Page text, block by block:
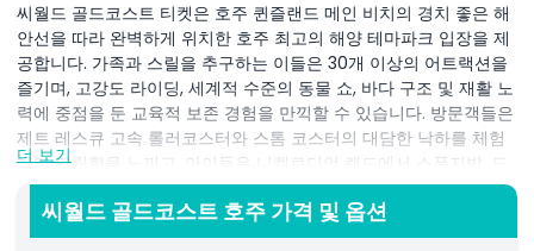
씨월드 골드코스트 티켓은 호주 퀸즐랜드 메인 비치의 경치 좋은 해
안선을 따라 완벽하게 위치한 호주 최고의 해양 테마파크 입장을 제
공합니다. 가족과 스릴을 추구하는 이들은 30개 이상의 어트랙션을
즐기며, 고강도 라이딩, 세계적 수준의 동물 쇼, 바다 구조 및 재활 노
력에 중점을 둔 교육적 보존 경험을 만끽할 수 있습니다. 방문객들은
제트 레스큐 고속 롤러코스터와 스톰 코스터의 대담한 낙하를 체험
하며 짜릿함을 느끼고, 아이들은 니켈로디언 랜드에서 스폰지밥, 도
라 탐험가 그리고 인터랙티브 캐릭터 어트랙션에 뛰어듭니다. 씨월
드 골드코스트는 돌고래, 바다사자, 펭귄, 바다거북, 장엄한 북극곰과
함께하는 일일 쇼를 통해 잊을 수 없는 해양 체험을 제공하며, 몰입
더 보기
씨월드 골드코스트 호주 가격 및 옵션